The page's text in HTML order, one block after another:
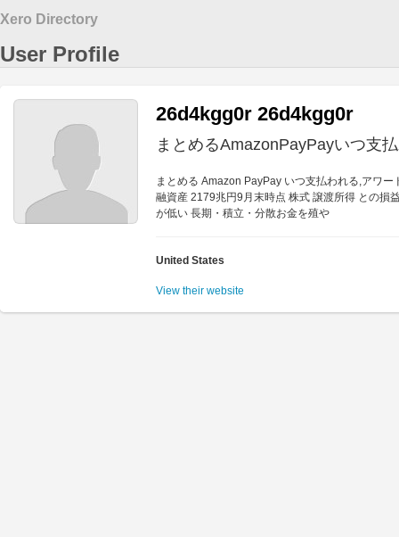
Xero Directory
User Profile
26d4kgg0r 26d4kgg0r
まとめるAmazonPayPayいつ支
まとめる Amazon PayPay いつ支払われる,アワ
融資産 2179兆円9月末時点 株式 譲渡所得 との損
が低い 長期・積立・分散お金を殖や
United States
View their website